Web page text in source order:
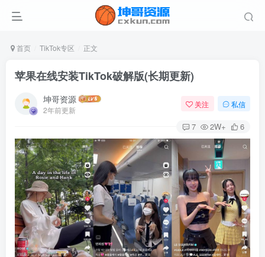
首页 TikTok专区 正文
苹果在线安装TikTok破解版(长期更新)
坤哥资源
2年前更新
关注 私信
7 2W+ 6